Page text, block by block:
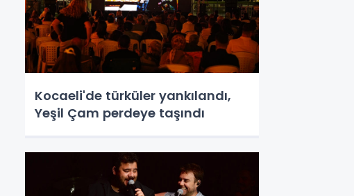
Kocaeli'de türküler yankılandı,
Yeşil Çam perdeye taşındı